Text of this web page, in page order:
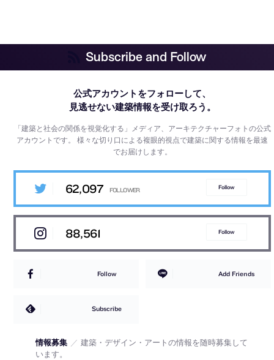
Subscribe and Follow
公式アカウントをフォローして、
見逃せない建築情報を受け取ろう。
「建築と社会の関係を視覚化する」メディア、アーキテクチャーフォトの公式
アカウントです。様々な切り口による複眼的視点で建築に関する情報を最速
でお届けします。
62,097 Follow
88,561 Follow
Follow Add Friends
Subscribe
情報募集 ／ 建築・デザイン・アートの情報を随時募集して
います。